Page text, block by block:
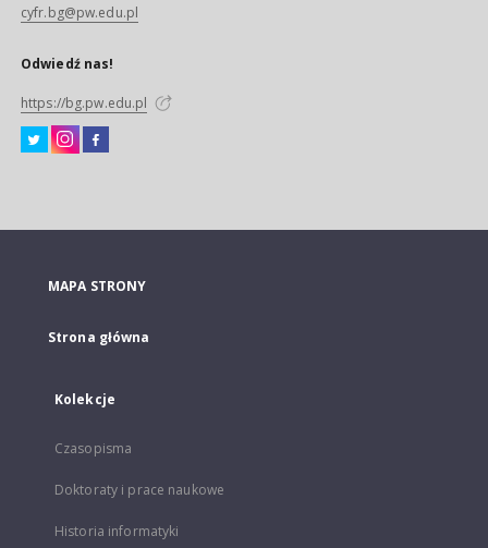
cyfr.bg@pw.edu.pl
Odwiedź nas!
https://bg.pw.edu.pl
MAPA STRONY
Strona główna
Kolekcje
Czasopisma
Doktoraty i prace naukowe
Historia informatyki